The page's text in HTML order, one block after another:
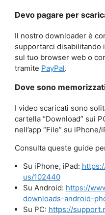
Devo pagare per
Il nostro downloader è
supportarci disabilitando
sul tuo browser web o
tramite PayPal.
Dove sono
I video scaricati sono
cartella “Download” sui
nell’app “File” su iPhone/
Consulta queste guide
Su iPhone, iPad:
us/102440
Su Android: https://
downloads-android-
Su PC: https://